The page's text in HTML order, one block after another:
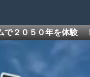
で２０５０年を体験